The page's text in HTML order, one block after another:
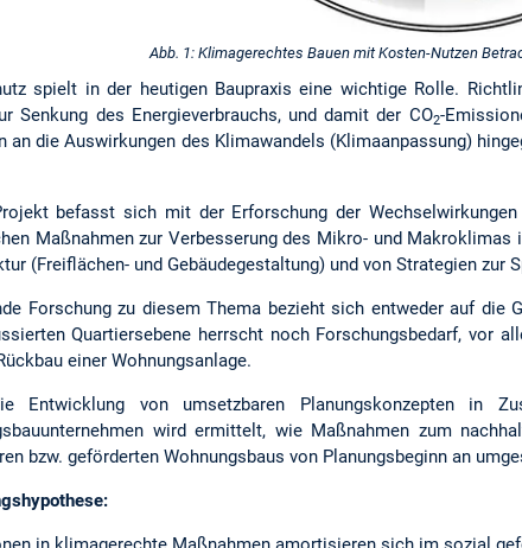
Abb. 1: Klimagerechtes Bauen mit Kosten-Nutzen
spielt in der heutigen Baupraxis eine wichtige Rolle.
Senkung des Energieverbrauchs, und damit der CO2-
an die Auswirkungen des Klimawandels (Klimaanpassung)
befasst sich mit der Erforschung der
Maßnahmen zur Verbesserung des Mikro- und Makroklimas
(Freiflächen- und Gebäudegestaltung) und von Strategien zur
Forschung zu diesem Thema bezieht sich entweder auf die
Quartiersebene herrscht noch Forschungsbedarf, vor
einer Wohnungsanlage.
Entwicklung von umsetzbaren Planungskonzepten in
wird ermittelt, wie Maßnahmen zum
bzw. geförderten Wohnungsbaus von Planungsbeginn an